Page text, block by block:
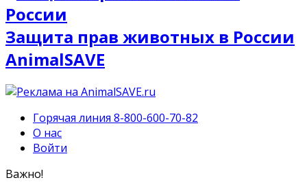
Защита прав животных в России
AnimalSAVE
Горячая линия 8-800-600-70-82
О нас
Войти
Важно!